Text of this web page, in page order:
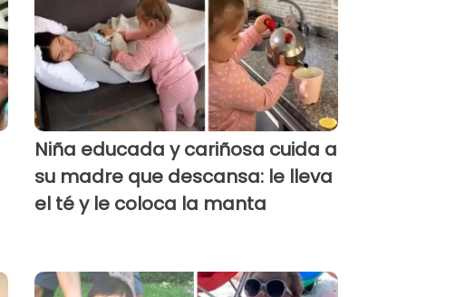
Niña educada y cariñosa cuida a
su madre que descansa: le lleva
el té y le coloca la manta